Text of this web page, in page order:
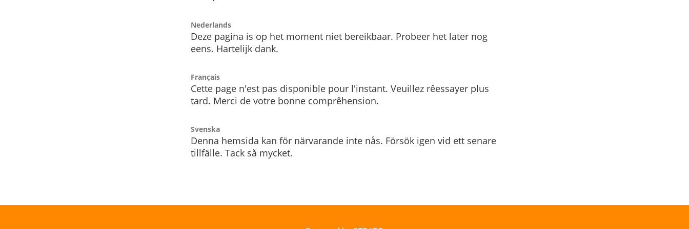
Nederlands
Deze pagina is op het moment niet bereikbaar. Probeer het later nog
eens. Hartelijk dank.
Français
Cette page n'est pas disponible pour l'instant. Veuillez rêessayer plus
tard. Merci de votre bonne comprêhension.
Svenska
Denna hemsida kan för närvarande inte nås. Försök igen vid ett senare
tillfälle. Tack så mycket.